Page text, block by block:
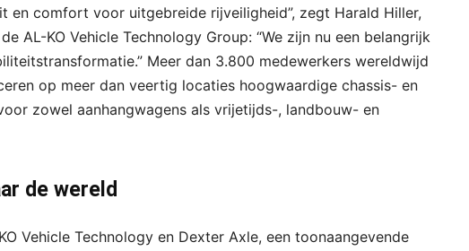
en comfort voor uitgebreide rijveiligheid”, zegt Harald Hiller,
AL-KO Vehicle Technology Group: “We zijn nu een belangrijk
Meer dan 3.800 medewerkers wereldwijd
op meer dan veertig locaties hoogwaardige chassis- en
zowel aanhangwagens als vrijetijds-, landbouw- en
de wereld
Vehicle Technology en Dexter Axle, een toonaangevende